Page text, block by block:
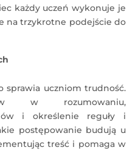
każdy uczeń wykonuje je
na trzykrotne podejście do
sprawia uczniom trudność.
w rozumowaniu,
i określenie reguły i
postępowanie budują u
treść i pomaga w